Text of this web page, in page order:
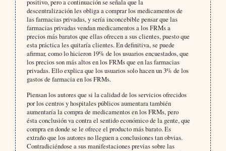
positivo, pero a continuación se señala que la
descentralización les obliga a comprar los medicamentos de
las farmacias privadas, y sería inconcebible pensar que las
farmacias privadas vendan medicamentos a los FRMs a
precios más baratos que ellas ofrecen a sus clientes, puesto que
esta práctica les quitaría clientes. En definitiva, se puede
afirmar, como lo hicieron 19% de los usuarios encuestados, que
los precios son más altos en los FRMs que en las farmacias
privadas. Ello explica que los usuarios solo hacen un 3% de los
gastos de farmacia en los FRMs.
Piensan los autores que si la calidad de los servicios ofrecidos
por los centros y hospitales públicos aumentara también
aumentaría la compra de medicamentos en los FRMs, pero
ésta conclusión va contra el sentido económico de la gente, que
compra en donde se le ofrece el producto más barato. Es
extraño que los autores no lleguen a conclusiones tan obvias.
Contradiciéndose a sus manifestaciones previas sobre las